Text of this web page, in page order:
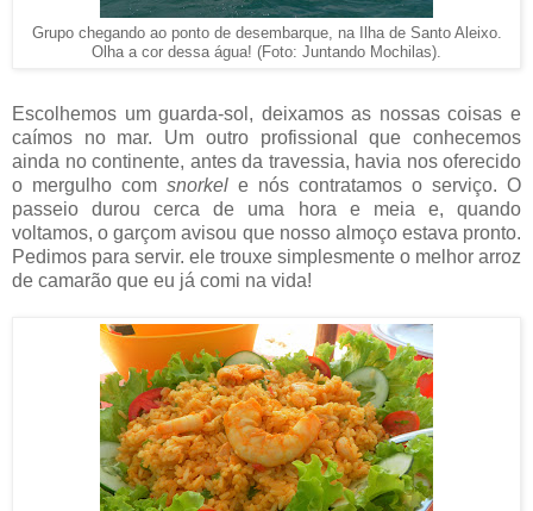
Grupo chegando ao ponto de desembarque, na Ilha de Santo Aleixo.
Olha a cor dessa água! (Foto: Juntando Mochilas).
Escolhemos um guarda-sol, deixamos as nossas coisas e
caímos no mar. Um outro profissional que conhecemos
ainda no continente, antes da travessia, havia nos oferecido
o mergulho com snorkel e nós contratamos o serviço. O
passeio durou cerca de uma hora e meia e, quando
voltamos, o garçom avisou que nosso almoço estava pronto.
Pedimos para servir. ele trouxe simplesmente o melhor arroz
de camarão que eu já comi na vida!